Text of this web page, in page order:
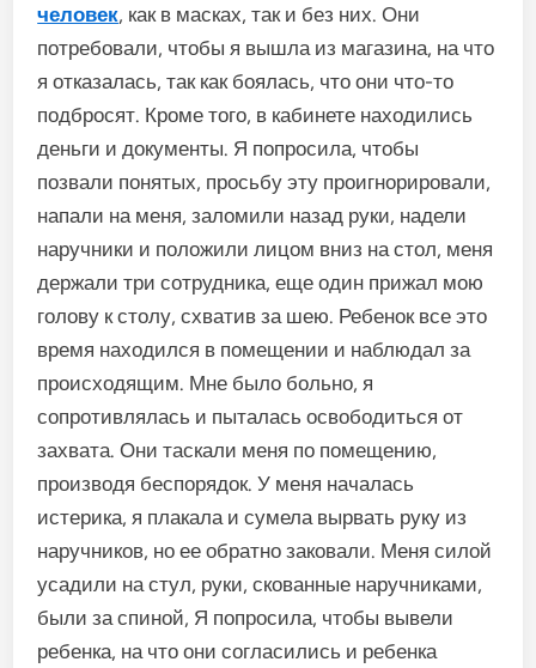
человек, как в масках, так и без них. Они
потребовали, чтобы я вышла из магазина, на что
я отказалась, так как боялась, что они что-то
подбросят. Кроме того, в кабинете находились
деньги и документы. Я попросила, чтобы
позвали понятых, просьбу эту проигнорировали,
напали на меня, заломили назад руки, надели
наручники и положили лицом вниз на стол, меня
держали три сотрудника, еще один прижал мою
голову к столу, схватив за шею. Ребенок все это
время находился в помещении и наблюдал за
происходящим. Мне было больно, я
сопротивлялась и пыталась освободиться от
захвата. Они таскали меня по помещению,
производя беспорядок. У меня началась
истерика, я плакала и сумела вырвать руку из
наручников, но ее обратно заковали. Меня силой
усадили на стул, руки, скованные наручниками,
были за спиной, Я попросила, чтобы вывели
ребенка, на что они согласились и ребенка